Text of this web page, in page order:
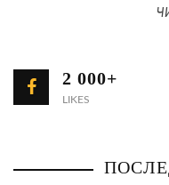
2 000+
LIKES